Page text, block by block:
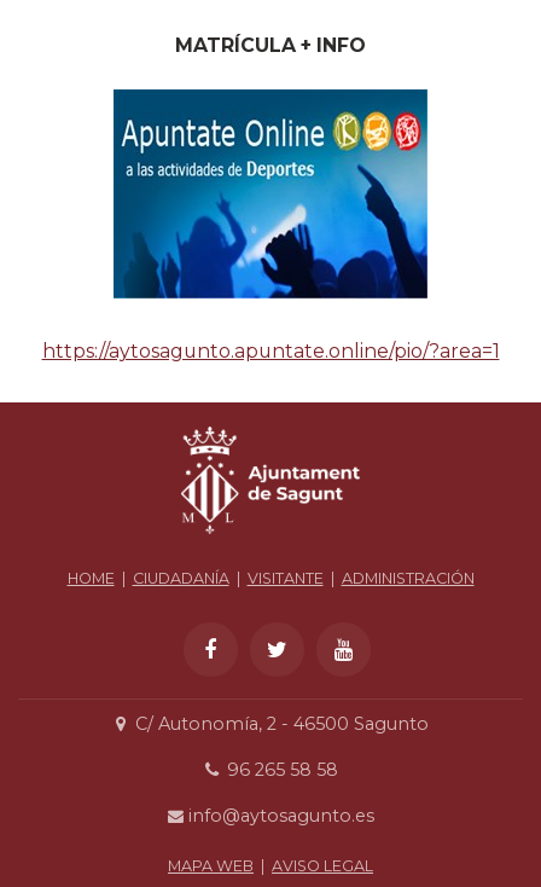
MATRÍCULA + INFO
https://aytosagunto.apuntate.online/pio/?area=1
HOME | CIUDADANÍA| VISITANTE | ADMINISTRACIÓN
C/ Autonomía, 2 - 46500 Sagunto
96 265 58 58
info@aytosagunto.es
MAPA WEB AVISO LEGAL